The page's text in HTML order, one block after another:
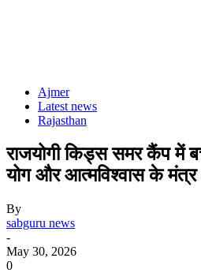
Ajmer
Latest news
Rajasthan
राजयोगी किड्स समर कैंप में
योग और आत्मविश्वास के मंत्र
By
sabguru news
-
May 30, 2026
0